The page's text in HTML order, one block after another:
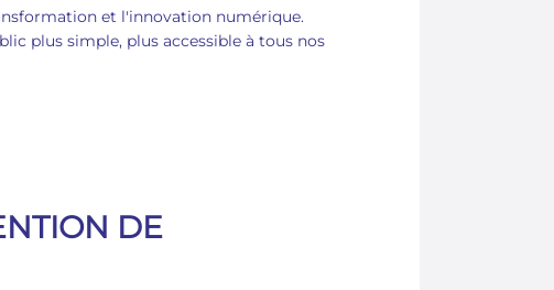
et l'innovation numérique.
plus simple, plus accessible à tous nos
DE